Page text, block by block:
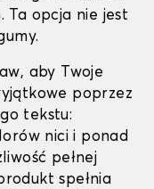
Ta opcja nie jest
aby Twoje
poprzez
tekstu:
nici i ponad
pełnej
spełnia